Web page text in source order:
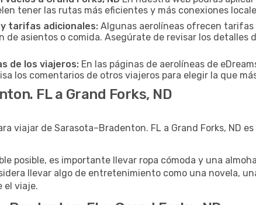
tener las rutas más eficientes y más conexiones
tarifas adicionales: Algunas aerolíneas ofrecen tarifas
de asientos o comida. Asegúrate de revisar los detalles
de los viajeros: En las páginas de aerolíneas de
los comentarios de otros viajeros para elegir la que
FL a Grand Forks, ND
viajar de Sarasota–Bradenton. FL a Grand Forks, ND
posible, es importante llevar ropa cómoda y una
llevar algo de entretenimiento como una novela,
el viaje.